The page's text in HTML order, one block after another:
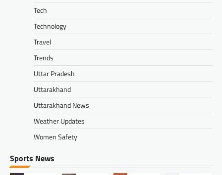
Tech
Technology
Travel
Trends
Uttar Pradesh
Uttarakhand
Uttarakhand News
Weather Updates
Women Safety
Sports News